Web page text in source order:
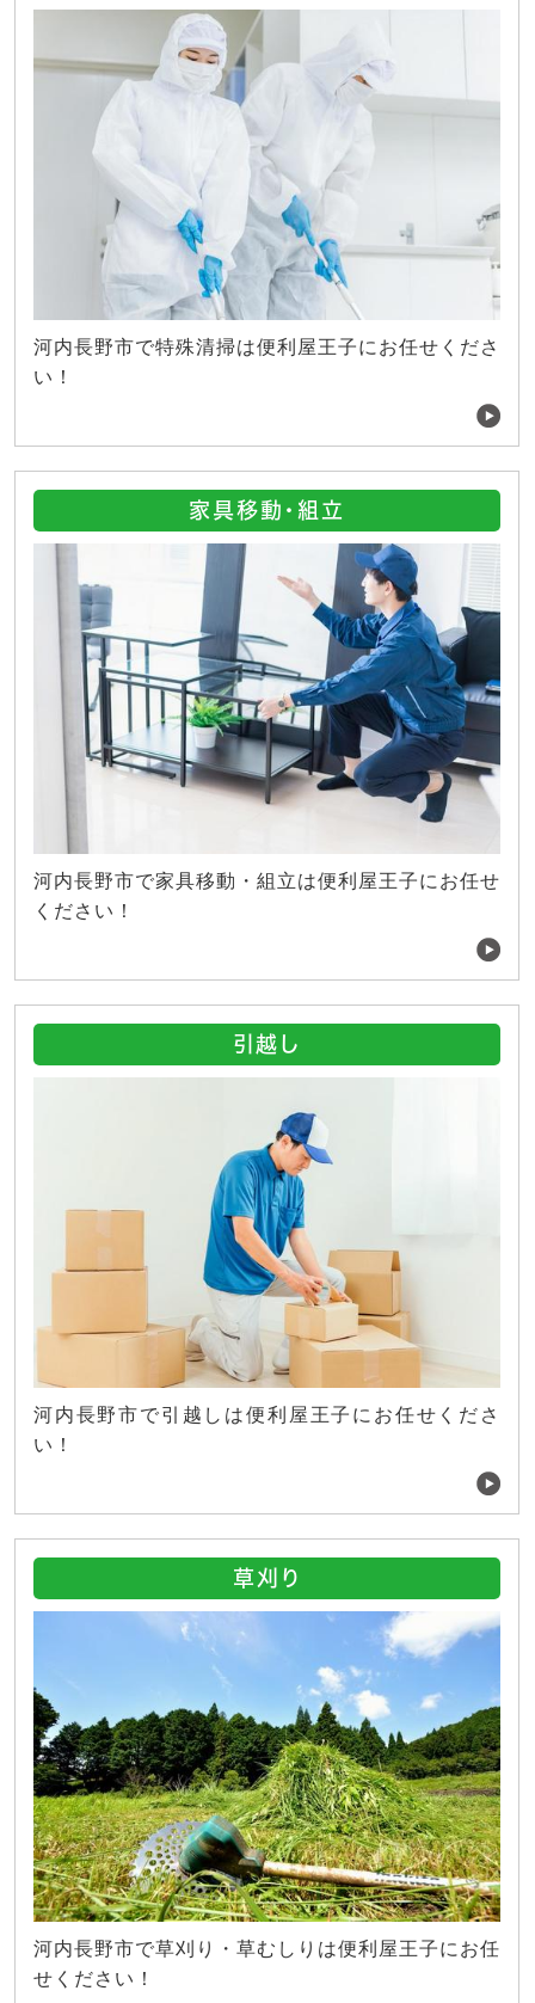
河内長野市で特殊清掃は便利屋王子にお任せくださ
い！
家具移動・組立
河内長野市で家具移動・組立は便利屋王子にお任せ
ください！
引越し
河内長野市で引越しは便利屋王子にお任せくださ
い！
草刈り
河内長野市で草刈り・草むしりは便利屋王子にお任
せください！